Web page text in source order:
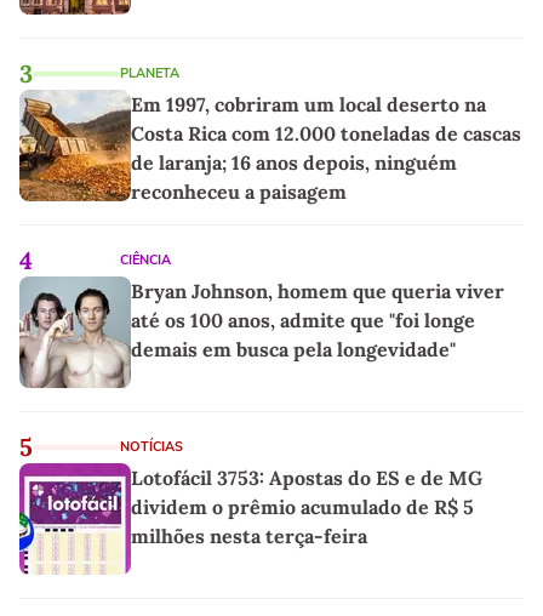
3 PLANETA
Em 1997, cobriram um local deserto na
Costa Rica com 12.000 toneladas de cascas
de laranja; 16 anos depois, ninguém
reconheceu a paisagem
4 CIÊNCIA
Bryan Johnson, homem que queria viver
até os 100 anos, admite que "foi longe
demais em busca pela longevidade"
5 NOTÍCIAS
Lotofácil 3753: Apostas do ES e de MG
dividem o prêmio acumulado de R$ 5
milhões nesta terça-feira